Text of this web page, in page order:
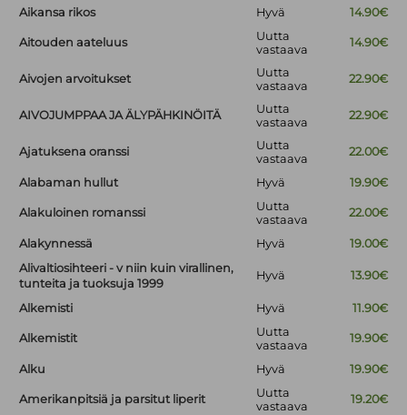
Aikansa rikos Hyvä 14.90€
Aitouden aateluus
Uutta
vastaava
14.90€
Aivojen arvoitukset
Uutta
vastaava
22.90€
AIVOJUMPPAA JA ÄLYPÄHKINÖITÄ
Uutta
vastaava
22.90€
Ajatuksena oranssi
Uutta
vastaava
22.00€
Alabaman hullut Hyvä 19.90€
Alakuloinen romanssi
Uutta
vastaava
22.00€
Alakynnessä Hyvä
19.00€
Alivaltiosihteeri - v niin kuin virallinen,
tunteita ja tuoksuja 1999
Hyvä 13.90€
Alkemisti Hyvä 11.90€
Alkemistit
Uutta
vastaava
19.90€
Alku Hyvä 19.90€
Amerikanpitsiä ja parsitut liperit
Uutta
vastaava
19.20€